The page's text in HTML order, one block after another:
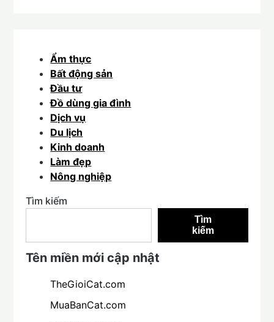
Ẩm thực
Bất động sản
Đầu tư
Đồ dùng gia đình
Dịch vụ
Du lịch
Kinh doanh
Làm đẹp
Nông nghiệp
Tìm kiếm
Tìm
kiếm
Tên miền mới cập nhật
TheGioiCat.com
MuaBanCat.com